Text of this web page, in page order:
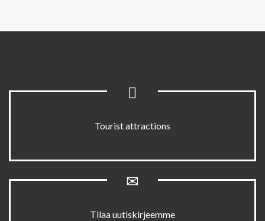
Tourist attractions
Tilaa uutiskirjeemme